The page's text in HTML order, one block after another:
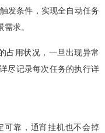
发条件，实现全自动任务
求。
占用状况，一旦出现异常
尽记录每次任务的执行详
可靠，通宵挂机也不会掉